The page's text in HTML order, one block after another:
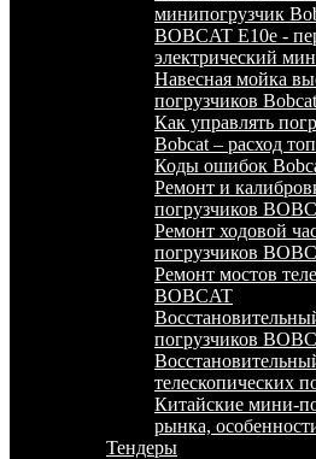
минипогрузчик
BOBCAT E10e -
электрический
Навесная мойка
погрузчиков Bobcat
Как управлять
Bobcat – расход
Коды ошибок
Ремонт и
погрузчиков
Ремонт ходовой
погрузчиков
Ремонт мостов
BOBCAT
погрузчиков
телескопических
Китайские мини-
рынка,
Тендеры